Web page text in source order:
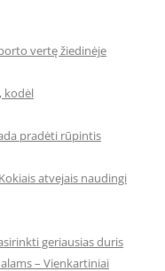
vertę žiedinėje
kodėl
pradėti rūpintis
atvejais naudingi
geriausias duris
– Vienkartiniai